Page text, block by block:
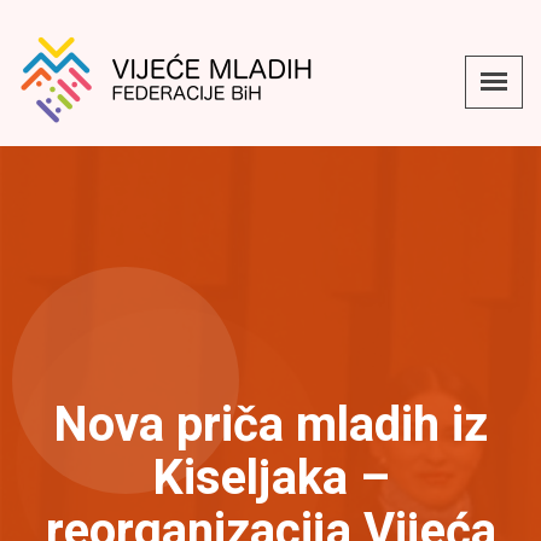
Nova priča mladih iz
Kiseljaka –